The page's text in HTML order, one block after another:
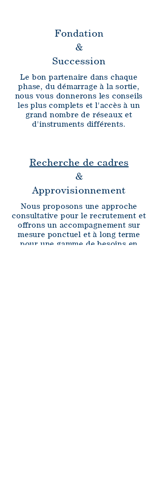
Fondation
&
Succession
Le bon partenaire dans chaque
phase, du démarrage à la sortie,
nous vous donnerons les conseils
les plus complets et l'accès à un
grand nombre de réseaux et
d'instruments différents.
Recherche de cadres
&
Approvisionnement
Nous proposons une approche
consultative pour le recrutement et
offrons un accompagnement sur
mesure ponctuel et à long terme
pour une gamme de besoins en